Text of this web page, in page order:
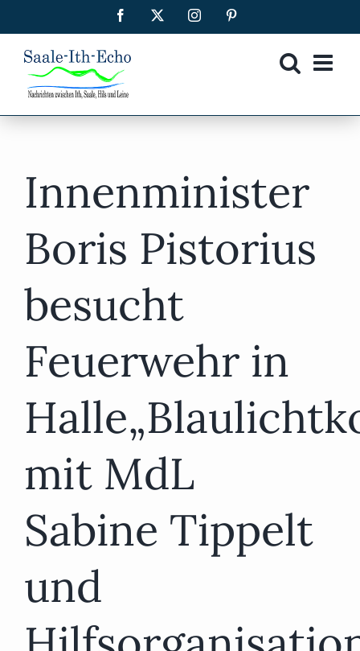
Inhalt
springen
Facebook Instagram
Innenminister
Boris Pistorius
besucht
Feuerwehr in
mit MdL
Sabine Tippelt
und